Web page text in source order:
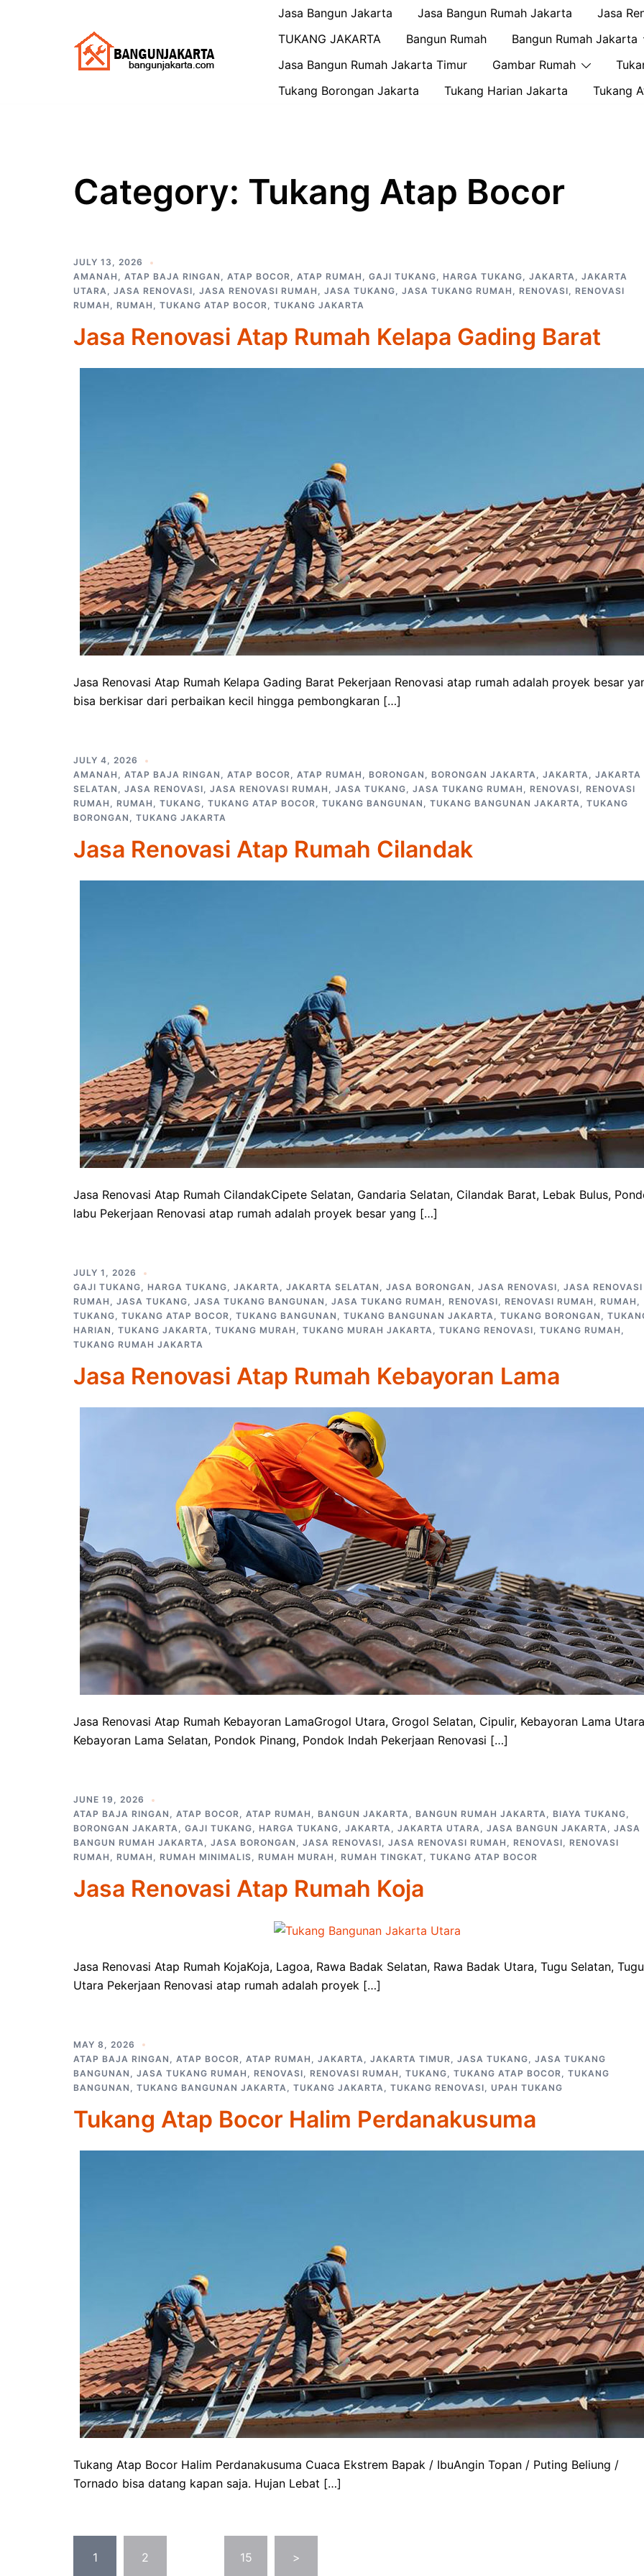
Jasa Bangun Jakarta Jasa Bangun Rumah Jakarta
Jasa
TUKANG JAKARTA
Bangun Rumah
Bangun Rumah Jakarta
Jasa Bangun Rumah Jakarta Timur
Gambar Rumah
Tukang Borongan Jakarta
Tukang Harian Jakarta Tukang
Category: Tukang Atap Bocor
JULY 13, 2026
AMANAH , ATAP BAJA RINGAN , ATAP BOCOR, ATAP RUMAH , GAJI TUKANG, HARGA TUKANG, JAKARTA, JAKARTA
UTARA, JASA RENOVASI, JASA RENOVASI RUMAH , JASA TUKANG, JASA TUKANG RUMAH , RENOVASI, RENOVASI
RUMAH , RUMAH , TUKANG ATAP BOCOR, TUKANG JAKARTA
Jasa Renovasi Atap Rumah Kelapa Gading Barat
Jasa Renovasi Atap Rumah Kelapa Gading Barat Pekerjaan Renovasi atap rumah adalah proyek besar
bisa berkisar dari perbaikan kecil hingga pembongkaran […]
JULY 4, 2026
AMANAH , ATAP BAJA RINGAN , ATAP BOCOR, ATAP RUMAH , BORONGAN , BORONGAN JAKARTA, JAKARTA, JAKARTA
SELATAN , JASA RENOVASI, JASA RENOVASI RUMAH , JASA TUKANG, JASA TUKANG RUMAH , RENOVASI, RENOVASI
RUMAH , RUMAH , TUKANG, TUKANG ATAP BOCOR, TUKANG BANGUNAN , TUKANG BANGUNAN JAKARTA, TUKANG
BORONGAN , TUKANG JAKARTA
Jasa Renovasi Atap Rumah Cilandak
Jasa Renovasi Atap Rumah CilandakCipete Selatan, Gandaria Selatan, Cilandak Barat, Lebak Bulus,
labu Pekerjaan Renovasi atap rumah adalah proyek besar yang […]
JULY 1, 2026
GAJI TUKANG, HARGA TUKANG, JAKARTA, JAKARTA SELATAN , JASA BORONGAN , JASA RENOVASI, JASA RENOVASI
RUMAH , JASA TUKANG, JASA TUKANG BANGUNAN , JASA TUKANG RUMAH , RENOVASI, RENOVASI RUMAH , RUMAH ,
TUKANG, TUKANG ATAP BOCOR, TUKANG BANGUNAN , TUKANG BANGUNAN JAKARTA, TUKANG BORONGAN ,
HARIAN , TUKANG JAKARTA, TUKANG MURAH , TUKANG MURAH JAKARTA, TUKANG RENOVASI, TUKANG RUMAH ,
TUKANG RUMAH JAKARTA
Jasa Renovasi Atap Rumah Kebayoran Lama
Jasa Renovasi Atap Rumah Kebayoran LamaGrogol Utara, Grogol Selatan, Cipulir, Kebayoran Lama
Kebayoran Lama Selatan, Pondok Pinang, Pondok Indah Pekerjaan Renovasi […]
JUNE 19, 2026
ATAP BAJA RINGAN , ATAP BOCOR, ATAP RUMAH , BANGUN JAKARTA, BANGUN RUMAH JAKARTA, BIAYA TUKANG,
BORONGAN JAKARTA, GAJI TUKANG, HARGA TUKANG, JAKARTA, JAKARTA UTARA, JASA BANGUN JAKARTA, JASA
BANGUN RUMAH JAKARTA, JASA BORONGAN , JASA RENOVASI, JASA RENOVASI RUMAH , RENOVASI, RENOVASI
RUMAH , RUMAH , RUMAH MINIMALIS, RUMAH MURAH , RUMAH TINGKAT, TUKANG ATAP BOCOR
Jasa Renovasi Atap Rumah Koja
Jasa Renovasi Atap Rumah KojaKoja, Lagoa, Rawa Badak Selatan, Rawa Badak Utara, Tugu Selatan, Tugu
Utara Pekerjaan Renovasi atap rumah adalah proyek […]
MAY 8, 2026
ATAP BAJA RINGAN
ATAP BOCOR ATAP RUMAH JAKARTA JAKARTA TIMUR JASA TUKANG
JASA TUKANG
BANGUNAN
JASA TUKANG RUMAH RENOVASI RENOVASI RUMAH TUKANG TUKANG ATAP BOCOR
TUKANG
BANGUNAN
TUKANG BANGUNAN JAKARTA TUKANG JAKARTA TUKANG RENOVASI UPAH TUKANG
Tukang Atap Bocor Halim Perdanakusuma
Tukang Atap Bocor Halim Perdanakusuma Cuaca Ekstrem Bapak / IbuAngin Topan / Puting Beliung /
Tornado bisa datang kapan saja. Hujan Lebat […]
Posts
1 2 15 >